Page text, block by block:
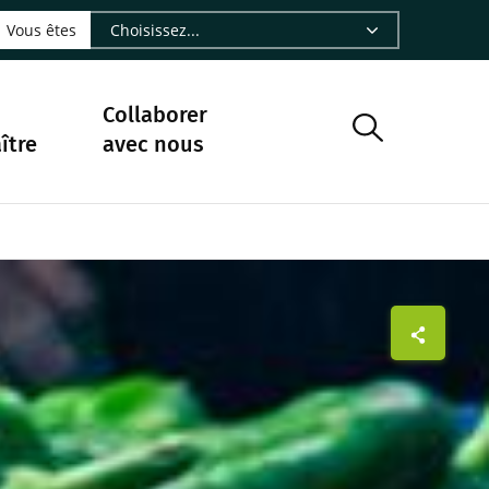
- CIRAD
Facebook - CIRAD
sur Instagram - CIRAD
sur Youtube - CIRAD
suivre sur Bluesky - CIRAD
Nourrir le vivant, le podcast du Cirad - CIRAD
Nous contacter par courriel - CIRAD
la page Flux RSS - CIRAD
Vous êtes
Collaborer
avec nous